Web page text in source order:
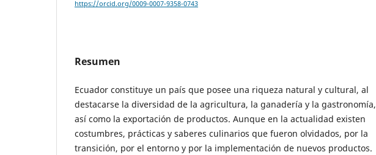
https://orcid.org/0009-0007-9358-0743
Resumen
Ecuador constituye un país que posee una riqueza natural y cultural, al
destacarse la diversidad de la agricultura, la ganadería y la gastronomía,
así como la exportación de productos. Aunque en la actualidad existen
costumbres, prácticas y saberes culinarios que fueron olvidados, por la
transición, por el entorno y por la implementación de nuevos productos.